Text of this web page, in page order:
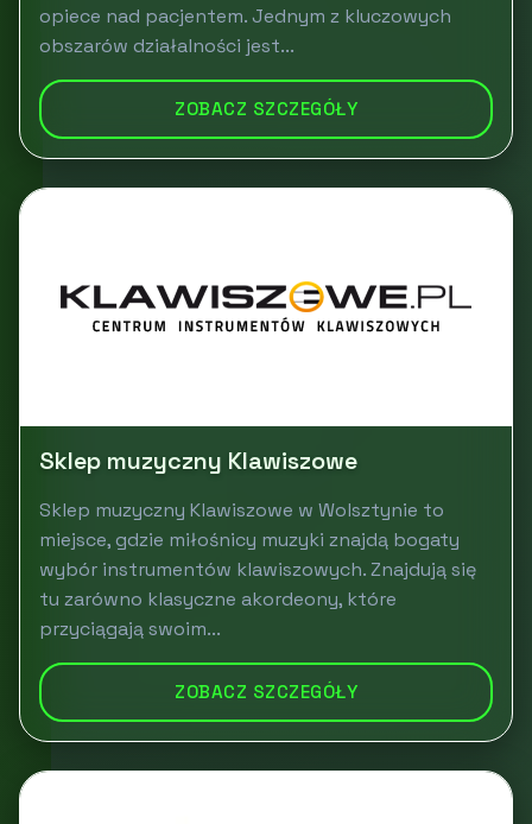
opiece nad pacjentem. Jednym z kluczowych
obszarów działalności jest...
ZOBACZ SZCZEGÓŁY
Sklep muzyczny Klawiszowe
Sklep muzyczny Klawiszowe w Wolsztynie to
miejsce, gdzie miłośnicy muzyki znajdą bogaty
wybór instrumentów klawiszowych. Znajdują się
tu zarówno klasyczne akordeony, które
przyciągają swoim...
ZOBACZ SZCZEGÓŁY